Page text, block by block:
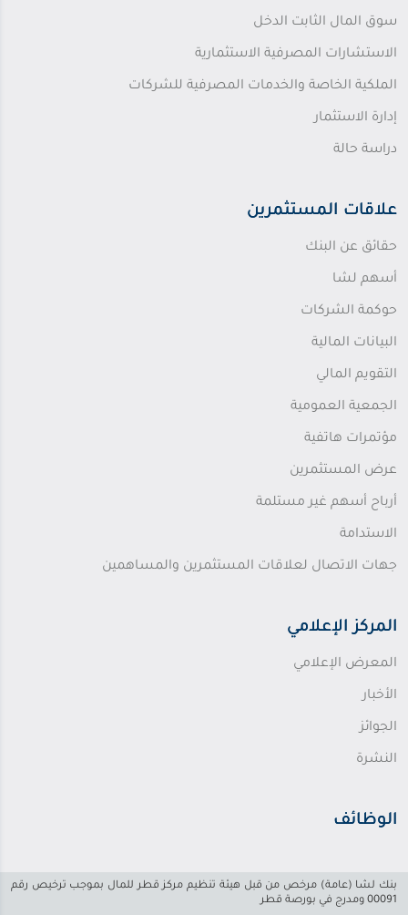
سوق المال الثابت الدخل
الاستشارات المصرفية الاستثمارية
الملكية الخاصة والخدمات المصرفية للشركات
إدارة الاستثمار
دراسة حالة
علاقات المستثمرين
حقائق عن البنك
أسهم لشا
حوكمة الشركات
البيانات المالية
التقويم المالي
الجمعية العمومية
مؤتمرات هاتفية
عرض المستثمرين
أرباح أسهم غير مستلمة
الاستدامة
جهات الاتصال لعلاقات المستثمرين والمساهمين
المركز الإعلامي
المعرض الإعلامي
الأخبار
الجوائز
النشرة
الوظائف
بنك لشا (عامة) مرخص من قبل هيئة تنظيم مركز قطر للمال بموجب ترخيص رقم
00091 ومدرج في بورصة قطر